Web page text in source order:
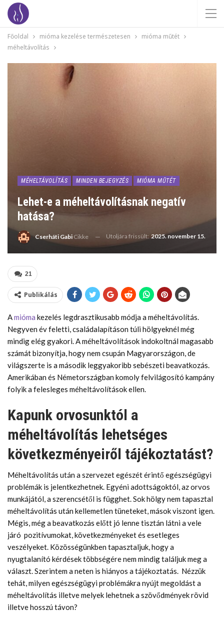
Főoldal mióma kezelése természetesen
mióma műtét
méheltávolítás
MÉHELTÁVOLÍTÁS MINDEN BEJEGYZÉS MIÓMA MŰTÉT
Lehet-e a méheltávolításnak negatív
hatása?
Cserháti Gabi Cikke Utoljára frissült: 2025. november 15.
21
Publikálás
Amióma kezelés legdrasztikusabb módja a méheltávolítás.
Negyven év feletti, családalapításon túli hölgyeknél még
mindig elég gyakori. A méheltávolítások indokoltnál magasabb
számát bizonyítja, hogy nem csupán Magyarországon, de
világszerte is a második leggyakoribb sebészeti beavatkozás.
Amerikában és Németországban komoly felvilágosító kampány
folyik a felesleges méheltávolítások ellen.
Kapunk orvosunktól a
méheltávolítás lehetséges
következményeiről tájékoztatást?
Méheltávolítás után a szervezet egészét érintő egészségügyi
problémák is jelentkezhetnek. Egyéni adottságoktól, az orvos
munkájától, a szerencsétől is függhet. Sok hölgy nem tapasztal
méheltávolítás után kellemetlen tüneteket, mások viszont igen.
Mégis, még a beavatkozás előtt jó lenne tisztán látni a vele
járó pozitívumokat, következményeket és esetleges
veszélyeket. Közösségünkben tapasztaljuk, hogy a
nyugtalanító kérdések többségére nem mindig találjuk meg a
választ. Szerintem a neten is hiányos a tájékoztatás. Nézzük
tehát, milyen egészségügyi problémákra nyújt megoldást a
méheltávolítás illetve melyek lehetnek a szövődmények rövid
illetve hosszú távon?